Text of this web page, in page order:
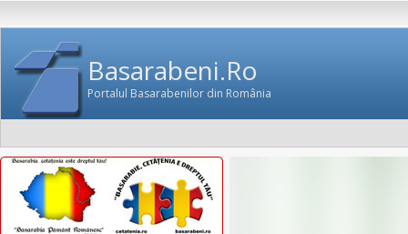
Basarabeni.Ro
Portalul Basarabenilor din România